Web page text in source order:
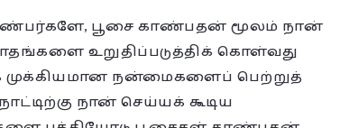
பூசை காண்பதன் மூலம் நான்
உறுதிப்படுத்திக் கொள்வது
முக்கியமான நன்மைகளைப் பெற்றுத்
நான் செய்யக் கூடிய